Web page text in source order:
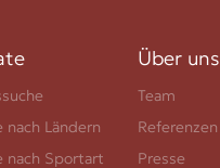
nach Ländern
nach Sportart
Über uns
Team
Referenzen
Presse